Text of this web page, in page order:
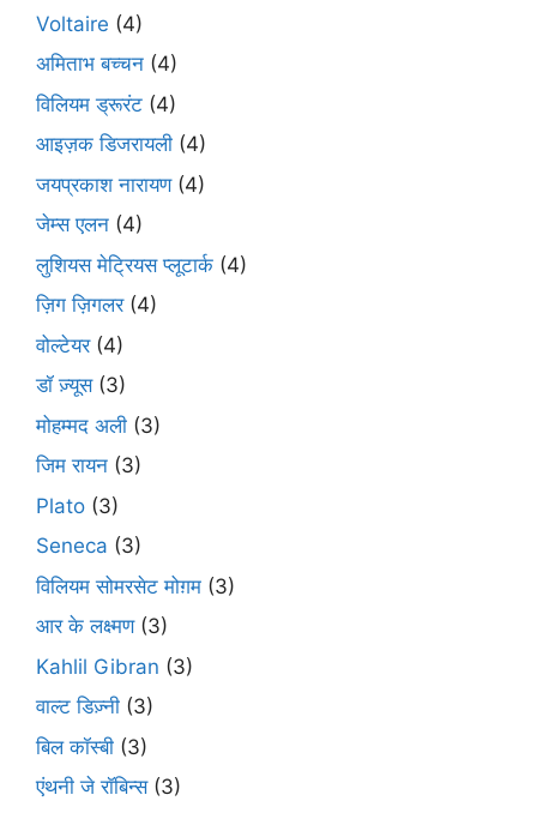
Voltaire (4)
अमिताभ बच्चन (4)
विलियम ड्रूरंट (4)
आइज़क डिजरायली (4)
जयप्रकाश नारायण(4)
जेम्स एलन (4)
लुशियस मेट्रियस प्लूटार्क (4)
ज़िग ज़िगलर(4)
वोल्टेयर(4)
डॉ ज़्यूस(3)
मोहम्मद अली (3)
जिम रायन (3)
Plato (3)
Seneca (3)
विलियम सोमरसेट मोग़म (3)
आर के लक्ष्मण(3)
Kahlil Gibran (3)
वाल्ट डिज़्नी (3)
बिल कॉस्बी (3)
एंथनी जे रॉबिन्स(3)